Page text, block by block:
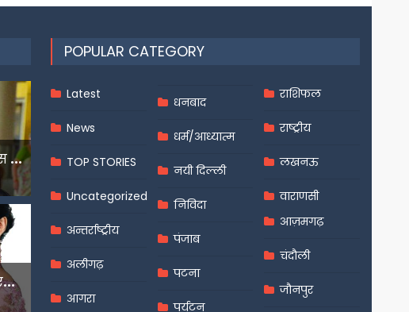
म
ुझे फिल्मों में शोपीस की तरह इस्तेमाल किया गया-शहनाज गिल
र
श्मिका मंदाना ने एआई के बढ़ते दुरुपयोग पर जतायी नाराजगी
POPULAR CATEGORY
Latest
News
TOP STORIES
Uncategorized
अन्तर्राष्ट्रीय
अलीगढ़
आगरा
धनबाद
धर्म/आध्यात्म
नयी दिल्ली
निविदा
पंजाब
पटना
पर्यटन
राशिफल
राष्ट्रीय
लखनऊ
वाराणसी
आज़मगढ़
चंदौली
जौनपुर